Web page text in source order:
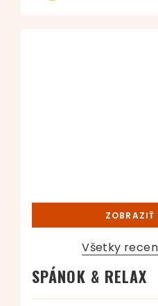
ZOBRAZIŤ
Všetky
SPÁNOK & RELAX